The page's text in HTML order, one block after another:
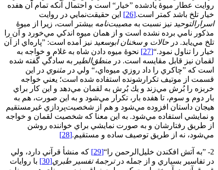
روايت عطار ميوۀ يادشده ”خيار“ است و احتمال آنكه تمام آن‌ هفده
خیار تلخ باشد كمتر است.[26]
اين حقيقت‌نمايي در روايت
اسرارالتوحيد نيز نسبت به مصيبتنامه بيشتر است، زيرا از ميوۀ
مذكور نامي برده نشده است و از همان ميوه اندكي مي‌خورد و آن را
تلخ مي‌يابد. در حالات و سخنان ابوسعيد نيز آمده است: ”پاره‌اي از آن
خيار را تناول نمود.“[27]
نحوۀ ميوه دادن شاه به غلام و خواجه به
لقمان نيز قابل مقايسه است. در منطق‌الطير به سادگي گفته شده
است كه ”چاكري را داد روزي ميوه‌اي،“ ولي در مثنوي در اين
قسمت از موتيف تكرارشونده استفاده شده است؛ يعني خواجه
خربزه را بُرش مي‌زند و يك بُرش به لقمان مي‌دهد و اين كار براي
بار دوم و سوم، تا هفده بار، تكرار مي‌شود و به اين صورت، هم به
هيجان داستان افزوده مي‌شود و هم از شخصيت‌پردازي غيرمستقيم
و نمايشي استفاده مي‌شود. به اين معنا كه شخصيت لقمان و خواجه
از طريق رفتارشان و به صورت نمايشي براي خواننده روشن
مي‌شود، نه از طريق توصيف ساده و مستقيم.[28]
2- ”به آتش افكندن خليل‌الرحمن را“ [29]
که منشأ قرآني دارد، ولي
در تفاسير بسياري و از جمله درترجمۀ تفسير طبري[30]
با روايات